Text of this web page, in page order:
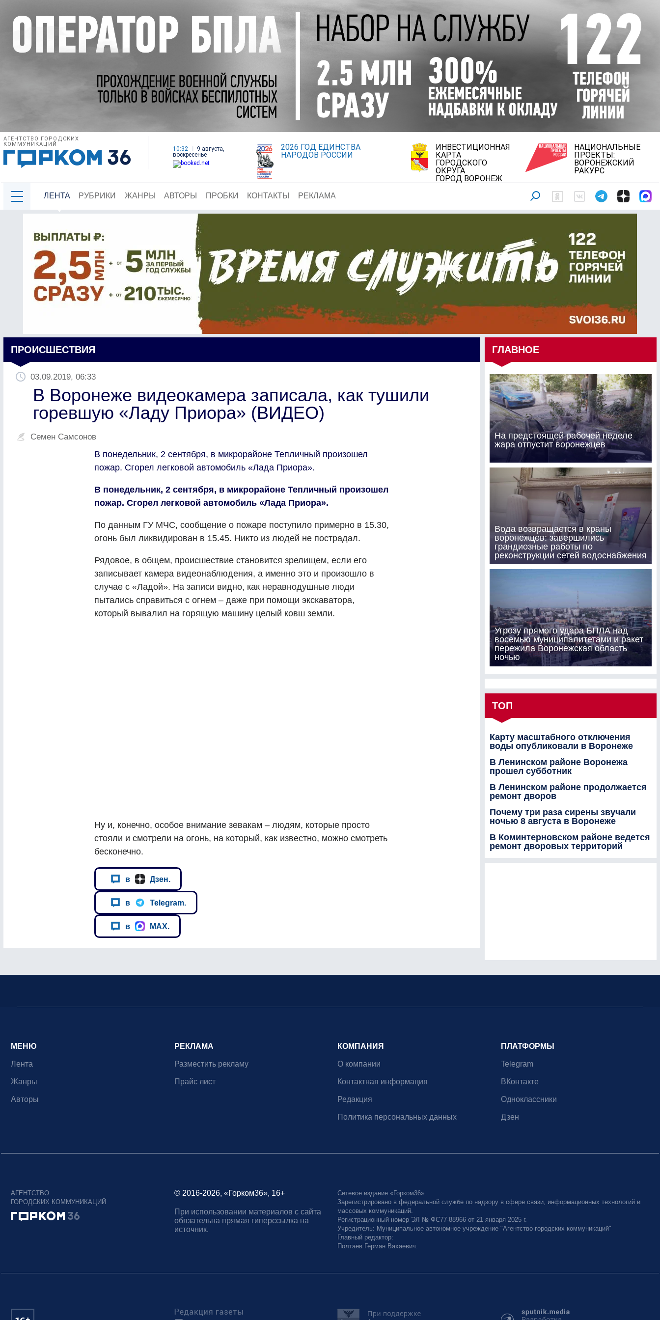
АГЕНТСТВО ГОРОДСКИХ
КОММУНИКАЦИЙ
10:32
9 августа,
воскресенье
2026 ГОД ЕДИНСТВА
НАРОДОВ РОССИИ
ИНВЕСТИЦИОННАЯ
КАРТА
ГОРОДСКОГО
ОКРУГА
ГОРОД ВОРОНЕЖ
НАЦИОНАЛЬНЫЕ
ПРОЕКТЫ:
ВОРОНЕЖСКИЙ
РАКУРС
ЛЕНТА РУБРИКИ ЖАНРЫ АВТОРЫ ПРОБКИ КОНТАКТЫ РЕКЛАМА
ПРОИСШЕСТВИЯ
03.09.2019, 06:33
В Воронеже видеокамера записала, как тушили
горевшую «Ладу Приора» (ВИДЕО)
Семен Самсонов
В понедельник, 2 сентября, в микрорайоне Тепличный произошел
пожар. Сгорел легковой автомобиль «Лада Приора».
В понедельник, 2 сентября, в микрорайоне Тепличный произошел
пожар. Сгорел легковой автомобиль «Лада Приора».
По данным ГУ МЧС, сообщение о пожаре поступило примерно в 15.30,
огонь был ликвидирован в 15.45. Никто из людей не пострадал.
Рядовое, в общем, происшествие становится зрелищем, если его
записывает камера видеонаблюдения, а именно это и произошло в
случае с «Ладой». На записи видно, как неравнодушные люди
пытались справиться с огнем – даже при помощи экскаватора,
который вывалил на горящую машину целый ковш земли.
Ну и, конечно, особое внимание зевакам – людям, которые просто
стояли и смотрели на огонь, на который, как известно, можно смотреть
бесконечно.
в Дзен.
в Telegram.
в MAX.
ГЛАВНОЕ
На предстоящей рабочей неделе
жара отпустит воронежцев
Вода возвращается в краны
воронежцев: завершились
грандиозные работы по
реконструкции сетей водоснабжения
Угрозу прямого удара БПЛА над
восемью муниципалитетами и ракет
пережила Воронежская область
ночью
ТОП
Карту масштабного отключения
воды опубликовали в Воронеже
В Ленинском районе Воронежа
прошел субботник
В Ленинском районе продолжается
ремонт дворов
Почему три раза сирены звучали
ночью 8 августа в Воронеже
В Коминтерновском районе ведется
ремонт дворовых территорий
МЕНЮ
Лента
Жанры
Авторы
РЕКЛАМА
Разместить рекламу
Прайс лист
КОМПАНИЯ
О компании
Контактная информация
Редакция
Политика персональных данных
ПЛАТФОРМЫ
Telegram
ВКонтакте
Одноклассники
Дзен
АГЕНТСТВО
ГОРОДСКИХ КОММУНИКАЦИЙ
© 2016-2026, «Горком36», 16+
При использовании материалов с сайта
обязательна прямая гиперссылка на
источник.
Сетевое издание «Горком36».
Зарегистрировано в федеральной службе по надзору в сфере связи, информационных технологий и
массовых коммуникаций.
Регистрационный номер ЭЛ № ФС77-88966 от 21 января 2025 г.
Учредитель: Муниципальное автономное учреждение "Агентство городских коммуникаций"
Главный редактор:
Полтаев Герман Вахаевич.